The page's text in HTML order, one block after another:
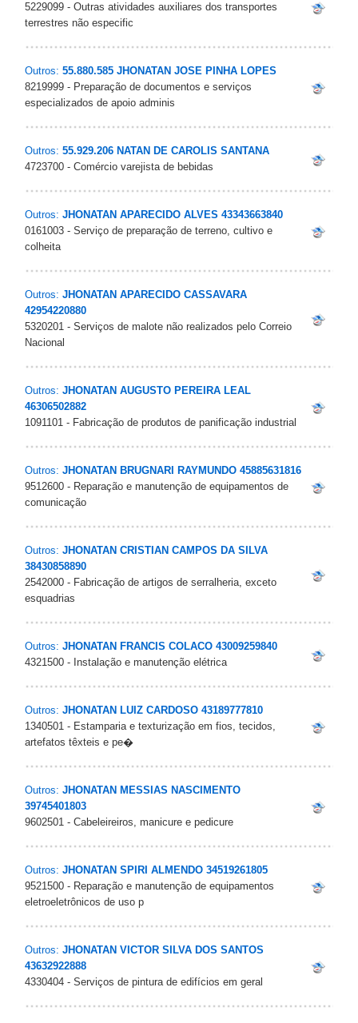
5229099 - Outras atividades auxiliares dos transportes
terrestres não especific
Outros: 55.880.585 JHONATAN JOSE PINHA LOPES
8219999 - Preparação de documentos e serviços
especializados de apoio adminis
Outros: 55.929.206 NATAN DE CAROLIS SANTANA
4723700 - Comércio varejista de bebidas
Outros: JHONATAN APARECIDO ALVES 43343663840
0161003 - Serviço de preparação de terreno, cultivo e
colheita
Outros: JHONATAN APARECIDO CASSAVARA
42954220880
5320201 - Serviços de malote não realizados pelo Correio
Nacional
Outros: JHONATAN AUGUSTO PEREIRA LEAL
46306502882
1091101 - Fabricação de produtos de panificação industrial
Outros: JHONATAN BRUGNARI RAYMUNDO 45885631816
9512600 - Reparação e manutenção de equipamentos de
comunicação
Outros: JHONATAN CRISTIAN CAMPOS DA SILVA
38430858890
2542000 - Fabricação de artigos de serralheria, exceto
esquadrias
Outros: JHONATAN FRANCIS COLACO 43009259840
4321500 - Instalação e manutenção elétrica
Outros: JHONATAN LUIZ CARDOSO 43189777810
1340501 - Estamparia e texturização em fios, tecidos,
artefatos têxteis e pe�
Outros: JHONATAN MESSIAS NASCIMENTO
39745401803
9602501 - Cabeleireiros, manicure e pedicure
Outros: JHONATAN SPIRI ALMENDO 34519261805
9521500 - Reparação e manutenção de equipamentos
eletroeletrônicos de uso p
Outros: JHONATAN VICTOR SILVA DOS SANTOS
43632922888
4330404 - Serviços de pintura de edifícios em geral